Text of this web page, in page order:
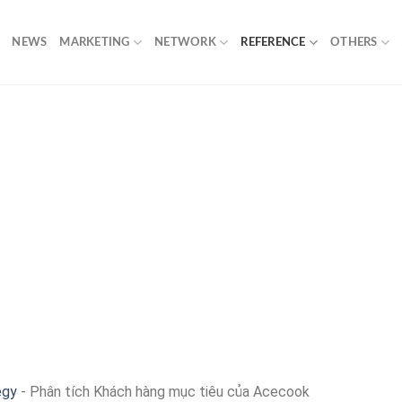
NEWS MARKETING NETWORK REFERENCE OTHERS
- Phân tích Khách hàng mục tiêu của Acecook